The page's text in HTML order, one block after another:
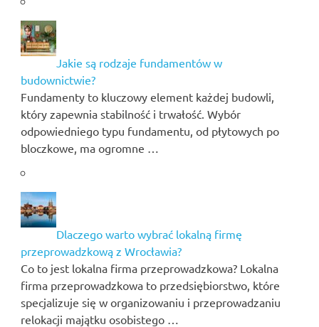
Jakie są rodzaje fundamentów w
budownictwie?
Fundamenty to kluczowy element każdej budowli,
który zapewnia stabilność i trwałość. Wybór
odpowiedniego typu fundamentu, od płytowych po
bloczkowe, ma ogromne …
Dlaczego warto wybrać lokalną firmę
przeprowadzkową z Wrocławia?
Co to jest lokalna firma przeprowadzkowa? Lokalna
firma przeprowadzkowa to przedsiębiorstwo, które
specjalizuje się w organizowaniu i przeprowadzaniu
relokacji majątku osobistego …